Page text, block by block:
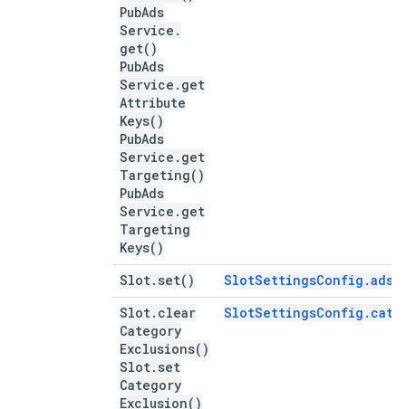
PubAds
Service .
get( )
PubAds
Service . get
Attribute
Keys( )
PubAds
Service . get
Targeting( )
PubAds
Service . get
Targeting
Keys( )
Slot. set( )
Slot. clear
Category
Exclusions( )
Slot. set
Category
Exclusion( )